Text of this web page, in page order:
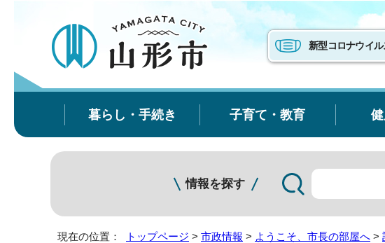
新型コロナウイ
暮らし・手続き 子育て・教育
情報を探す
現在の位置： トップページ > 市政情報 > ようこそ、市長の部屋へ >